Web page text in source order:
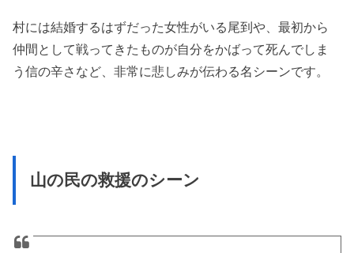
村には結婚するはずだった女性がいる尾到や、最初から
仲間として戦ってきたものが自分をかばって死んでしま
う信の辛さなど、非常に悲しみが伝わる名シーンです。
山の民の救援のシーン